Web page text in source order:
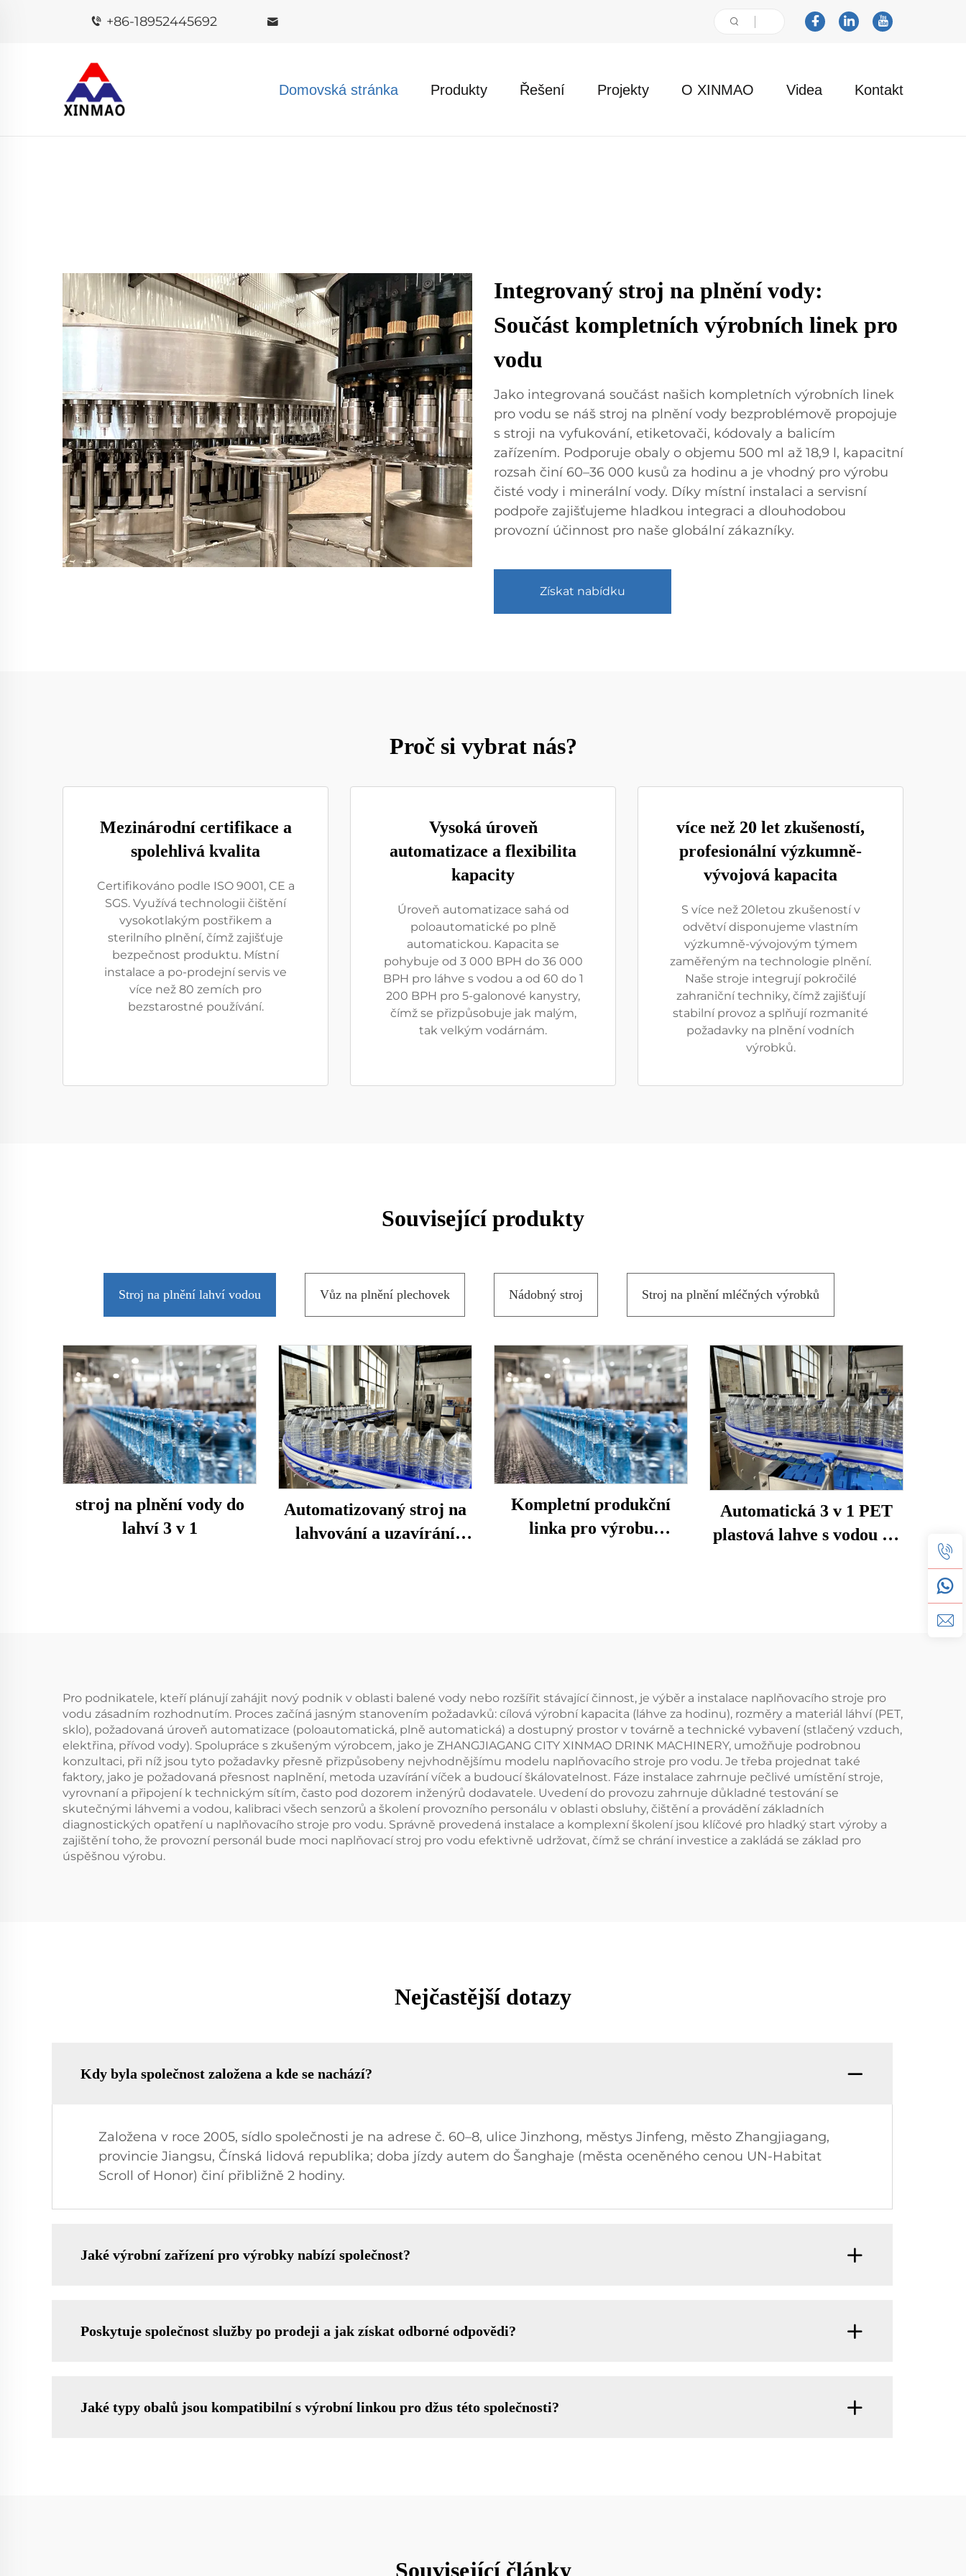
+86-18952445692
Domovská stránka Produkty Řešení Projekty O XINMAO Videa Kontakt
Integrovaný stroj na plnění vody:
Součást kompletních výrobních linek pro
vodu
Jako integrovaná součást našich kompletních výrobních linek
pro vodu se náš stroj na plnění vody bezproblémově propojuje
s stroji na vyfukování, etiketovači, kódovaly a balicím
zařízením. Podporuje obaly o objemu 500 ml až 18,9 l, kapacitní
rozsah činí 60–36 000 kusů za hodinu a je vhodný pro výrobu
čisté vody i minerální vody. Díky místní instalaci a servisní
podpoře zajišťujeme hladkou integraci a dlouhodobou
provozní účinnost pro naše globální zákazníky.
Získat nabídku
Proč si vybrat nás?
Mezinárodní certifikace a
spolehlivá kvalita
Certifikováno podle ISO 9001, CE a
SGS. Využívá technologii čištění
vysokotlakým postřikem a
sterilního plnění, čímž zajišťuje
bezpečnost produktu. Místní
instalace a po-prodejní servis ve
více než 80 zemích pro
bezstarostné používání.
Vysoká úroveň
automatizace a flexibilita
kapacity
Úroveň automatizace sahá od
poloautomatické po plně
automatickou. Kapacita se
pohybuje od 3 000 BPH do 36 000
BPH pro láhve s vodou a od 60 do 1
200 BPH pro 5-galonové kanystry,
čímž se přizpůsobuje jak malým,
tak velkým vodárnám.
více než 20 let zkušeností,
profesionální výzkumně-
vývojová kapacita
S více než 20letou zkušeností v
odvětví disponujeme vlastním
výzkumně-vývojovým týmem
zaměřeným na technologie plnění.
Naše stroje integrují pokročilé
zahraniční techniky, čímž zajišťují
stabilní provoz a splňují rozmanité
požadavky na plnění vodních
výrobků.
Související produkty
Stroj na plnění lahví vodou Vůz na plnění plechovek Nádobný stroj Stroj na plnění mléčných výrobků
stroj na plnění vody do
lahví 3 v 1
Automatizovaný stroj na
lahvování a uzavírání
Kompletní produkční
linka pro výrobu
Automatická 3 v 1 PET
plastová lahve s vodou na
Pro podnikatele, kteří plánují zahájit nový podnik v oblasti balené vody nebo rozšířit stávající činnost, je výběr a instalace naplňovacího stroje pro
vodu zásadním rozhodnutím. Proces začíná jasným stanovením požadavků: cílová výrobní kapacita (láhve za hodinu), rozměry a materiál láhví (PET,
sklo), požadovaná úroveň automatizace (poloautomatická, plně automatická) a dostupný prostor v továrně a technické vybavení (stlačený vzduch,
elektřina, přívod vody). Spolupráce s zkušeným výrobcem, jako je ZHANGJIAGANG CITY XINMAO DRINK MACHINERY, umožňuje podrobnou
konzultaci, při níž jsou tyto požadavky přesně přizpůsobeny nejvhodnějšímu modelu naplňovacího stroje pro vodu. Je třeba projednat také
faktory, jako je požadovaná přesnost naplnění, metoda uzavírání víček a budoucí škálovatelnost. Fáze instalace zahrnuje pečlivé umístění stroje,
vyrovnaní a připojení k technickým sítím, často pod dozorem inženýrů dodavatele. Uvedení do provozu zahrnuje důkladné testování se
skutečnými láhvemi a vodou, kalibraci všech senzorů a školení provozního personálu v oblasti obsluhy, čištění a provádění základních
diagnostických opatření u naplňovacího stroje pro vodu. Správně provedená instalace a komplexní školení jsou klíčové pro hladký start výroby a
zajištění toho, že provozní personál bude moci naplňovací stroj pro vodu efektivně udržovat, čímž se chrání investice a zakládá se základ pro
úspěšnou výrobu.
Nejčastější dotazy
Kdy byla společnost založena a kde se nachází?
Založena v roce 2005, sídlo společnosti je na adrese č. 60–8, ulice Jinzhong, městys Jinfeng, město Zhangjiagang,
provincie Jiangsu, Čínská lidová republika; doba jízdy autem do Šanghaje (města oceněného cenou UN-Habitat
Scroll of Honor) činí přibližně 2 hodiny.
Jaké výrobní zařízení pro výrobky nabízí společnost?
Poskytuje společnost služby po prodeji a jak získat odborné odpovědi?
Jaké typy obalů jsou kompatibilní s výrobní linkou pro džus této společnosti?
Související články